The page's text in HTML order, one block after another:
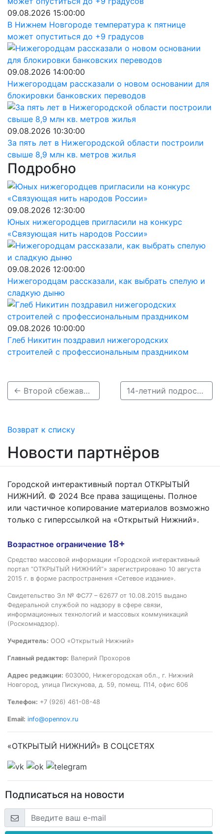
09.08.2026 15:00:00
В Нижнем Новгороде температура к пятнице
может опуститься до +9 градусов
09.08.2026 14:00:00
Нижегородцам рассказали о новом основании для
блокировки банковских переводов
09.08.2026 10:30:00
За пять лет в Нижегородской области построили
свыше 8,9 млн кв. метров жилья
Подробно
09.08.2026 12:30:00
Юных нижегородцев пригласили на конкурс
«Связующая нить народов России»
09.08.2026 12:00:00
Нижегородцам рассказали, как выбрать спелую и
сладкую дыню
09.08.2026 10:00:00
Глеб Никитин поздравил нижегородских
строителей с профессиональным праздником
← Второй сбежавший из детдома в Нижнем Новгороде подросток найден живым 14-летний подросток сбежал из детского дома в Нижнем Новгороде →
Возврат к списку
Новости партнёров
Городской интерактивный портал ОТКРЫТЫЙ
НИЖНИЙ. © 2024 Все права защищены. Полное
или частичное копирование материалов возможно
только с гиперссылкой на «Открытый Нижний».
Возрастное ограничение 18+
Средство массовой информации «Городской интерактивный
портал “ОТКРЫТЫЙ НИЖНИЙ”» зарегистрировано 10 августа
2015 г. в форме распространения «Сетевое издание».
Свидетельство Эл № ФС77 – 62677 от 10.08.2015 выдано
Федеральной службой по надзору в сфере связи,
информационных технологий и массовых коммуникаций
(Роскомнадзор).
Учредитель: ООО «Открытый Нижний»
Главный редактор: Валерий Прохоров
Адрес редакции: 603000, Нижегородская обл., г. Нижний
Новгород, улица Пискунова, д. 59, помещ. П14, офис 606
Телефон: +7 (926) 461-08-48
Email: info@opennov.ru
«ОТКРЫТЫЙ НИЖНИЙ» В СОЦСЕТЯХ
Подписаться на новости